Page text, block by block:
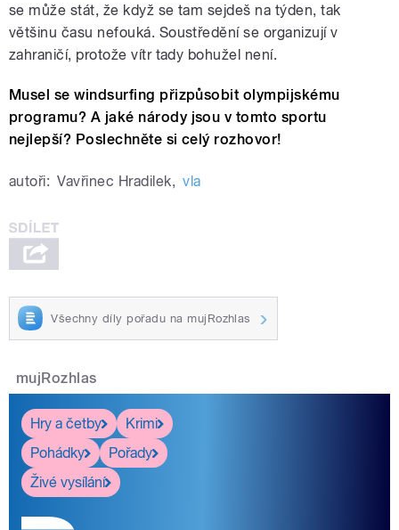
se může stát, že když se tam sejdeš na týden, tak
většinu času nefouká. Soustředění se organizují v
zahraničí, protože vítr tady bohužel není.
Musel se windsurfing přizpůsobit olympijskému
programu? A jaké národy jsou v tomto sportu
nejlepší? Poslechněte si celý rozhovor!
autoři: Vavřinec Hradilek, vla
Všechny díly pořadu na mujRozhlas
mujRozhlas
Hry a četby
Krimi
Pohádky
Pořady
Živé vysílání